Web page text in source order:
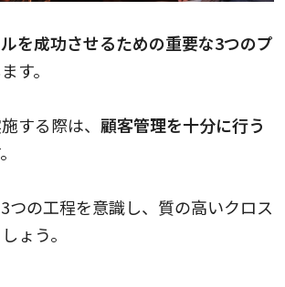
を成功させるための重要な3つのプ
す。
する際は、 顧客管理を十分に行う
つの工程を意識し、質の高いクロス
ょう。